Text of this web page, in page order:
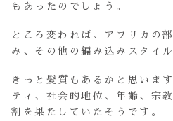
もあったのでしょう。
ところ変われば、アフリカの
み、その他の編み込みスタイ
きっと髪質もあるかと思いま
ティ、社会的地位、年齢、宗
割を果たしていたそうです。